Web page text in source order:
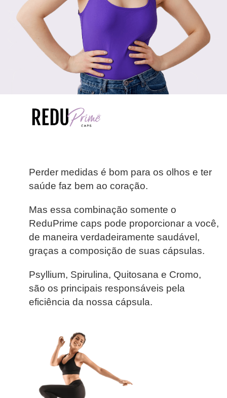
Perder medidas é bom para os olhos e ter
saúde faz bem ao coração.
Mas essa combinação somente o
ReduPrime caps pode proporcionar a você,
de maneira verdadeiramente saudável,
graças a composição de suas cápsulas.
Psyllium, Spirulina, Quitosana e Cromo,
são os principais responsáveis pela
eficiência da nossa cápsula.